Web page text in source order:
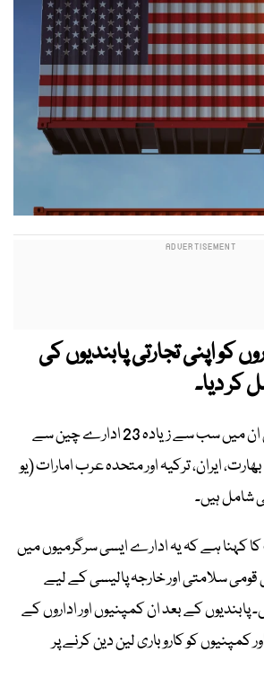
نے 32 اداروں کو اپنی تجارتی پابندیوں کی
دیا۔
خبر ایجنسی کے مطابق ان میں سب سے زیادہ 23 ادارے چین سے
ایران، ترکیہ اور متحدہ عرب امارات (یو
ہیں۔
کہنا ہے کہ یہ ادارے ایسی سرگرمیوں میں
سلامتی اور خارجہ پالیسی کے لیے
کے بعد ان کمپنیوں اور اداروں کے
کمپنیوں کو کاروباری لین دین کرنے پر